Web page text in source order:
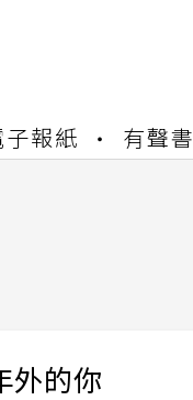
子報紙 有聲書
申請
併申請圖文教學
請
外的你